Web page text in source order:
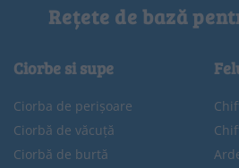
Rețete de bază
Ciorbe si supe
Ciorba de perișoare
Ciorbă de văcuță
Ciorbă de burtă